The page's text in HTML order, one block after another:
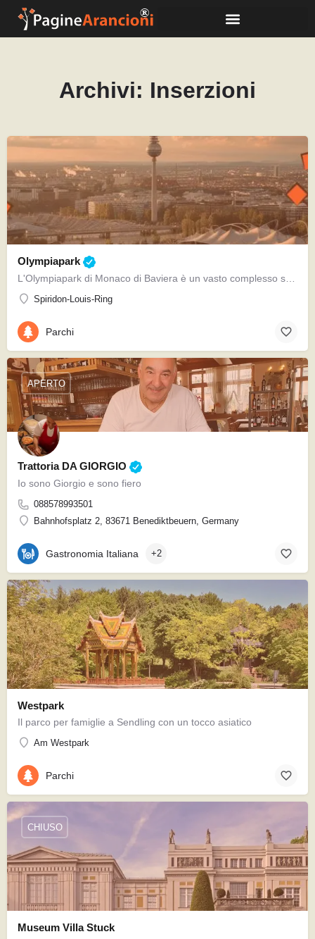
Archivi: Inserzioni
Olympiapark
Spiridon-Louis-Ring
Parchi
Trattoria DA GIORGIO
Io sono Giorgio e sono fiero
088578993501
Bahnhofsplatz 2, 83671 Benediktbeuern, Germany
APERTO
Gastronomia Italiana +2
Westpark
Il parco per famiglie a Sendling con un tocco asiatico
Am Westpark
Parchi
Museum Villa Stuck
CHIUSO